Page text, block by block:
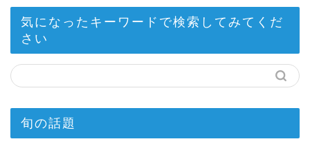
気になったキーワードで検索してみてくだ
さい
旬の話題